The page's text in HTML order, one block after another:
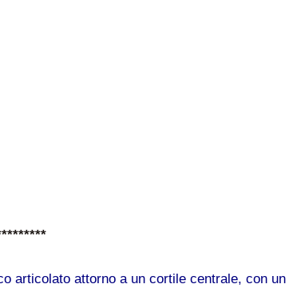
articolato attorno a un cortile centrale, con un